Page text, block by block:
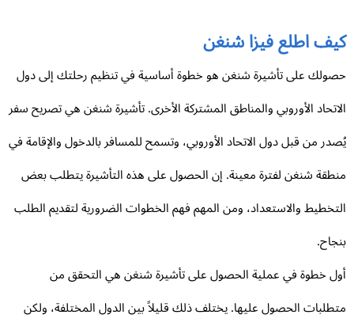
اطلع فيزا شنغن
على تأشيرة شنغن هو خطوة أساسية في تنظيم رحلتك إلى دول
الأوروبي والمناطق المشتركة الأخرى. تأشيرة شنغن هي تصريح سفر
من قبل دول الاتحاد الأوروبي، وتسمح للمسافر بالدخول والإقامة في
شنغن لفترة معينة. إن الحصول على هذه التأشيرة يتطلب بعض
والاستعداد، ومن المهم فهم الخطوات الضرورية لتقديم الطلب
خطوة في عملية الحصول على تأشيرة شنغن هي التحقق من
الحصول عليها. يختلف ذلك قليلاً بين الدول المختلفة، ولكن